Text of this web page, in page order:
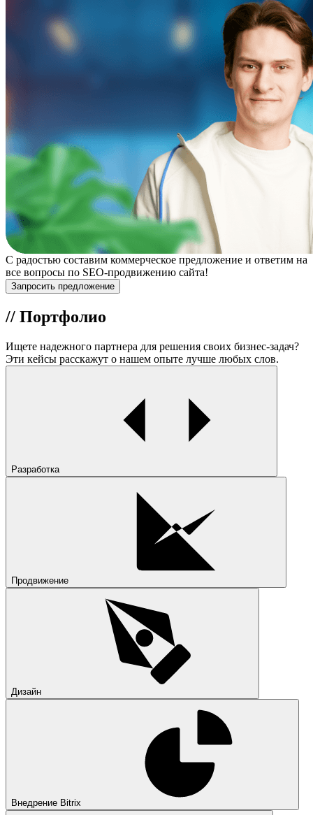
С радостью составим коммерческое предложение и ответим на
все вопросы по SEO-продвижению сайта!
Запросить предложение
// Портфолио
Ищете надежного партнера для решения своих бизнес-задач?
Эти кейсы расскажут о нашем опыте лучше любых слов.
Разработка
Продвижение
Дизайн
Внедрение Bitrix